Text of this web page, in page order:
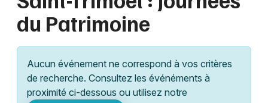
Grands événements
Activité & Expérience
Colmar
Lille
Lyon
Marseille
du Patrimoine
Aucun événement ne correspond à vos critères
de recherche. Consultez les événéments à
proximité ci-dessous ou utilisez notre
Bretagne
Partout Près de moi Changer de lieu
Quand ?
Aujourd'hui
Demain Ce week-end Autre